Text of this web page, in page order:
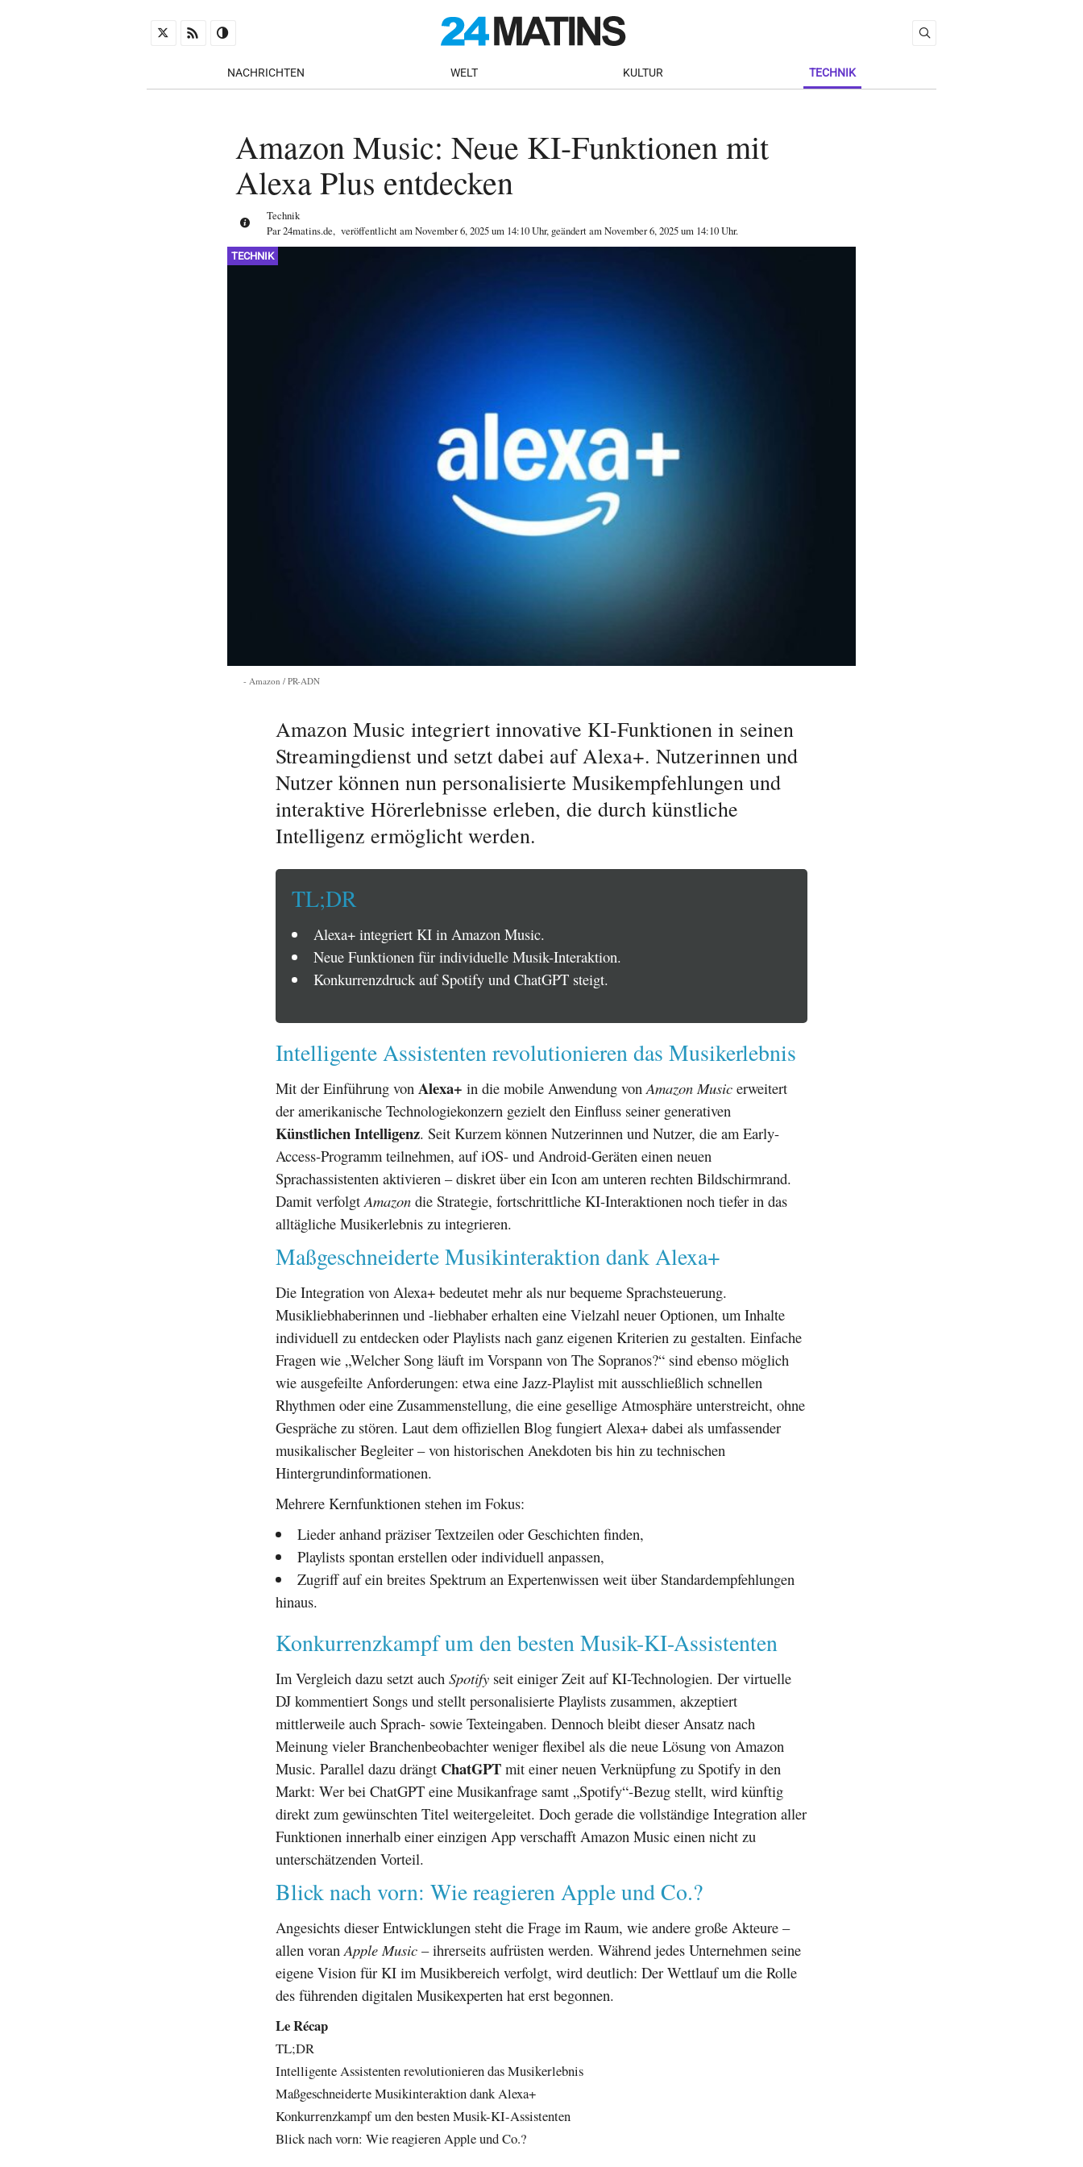
NACHRICHTEN WELT KULTUR TECHNIK
Amazon Music: Neue KI-Funktionen mit
Alexa Plus entdecken
Technik
Par24matins.de, veröffentlicht amNovember 6, 2025um 14:10 Uhr, geändert am November 6, 2025 um 14:10 Uhr.
TECHNIK
Amazon / PR-ADN
Amazon Music integriert innovative KI-Funktionen in seinen
Streamingdienst und setzt dabei auf Alexa+. Nutzerinnen und
Nutzer können nun personalisierte Musikempfehlungen und
interaktive Hörerlebnisse erleben, die durch künstliche
Intelligenz ermöglicht werden.
TL;DR
Alexa+ integriert KI in Amazon Music.
Neue Funktionen für individuelle Musik-Interaktion.
Konkurrenzdruck auf Spotify und ChatGPT steigt.
Intelligente Assistenten revolutionieren das Musikerlebnis
Mit der Einführung von Alexa+ in die mobile Anwendung vonAmazon Music erweitert
der amerikanische Technologiekonzern gezielt den Einfluss seiner generativen
Künstlichen Intelligenz. Seit Kurzem können Nutzerinnen und Nutzer, die am Early-
Access-Programm teilnehmen, auf iOS- und Android-Geräten einen neuen
Sprachassistenten aktivieren – diskret über ein Icon am unteren rechten Bildschirmrand.
Damit verfolgtAmazon die Strategie, fortschrittliche KI-Interaktionen noch tiefer in das
alltägliche Musikerlebnis zu integrieren.
Maßgeschneiderte Musikinteraktion dank Alexa+
Die Integration von Alexa+ bedeutet mehr als nur bequeme Sprachsteuerung.
Musikliebhaberinnen und -liebhaber erhalten eine Vielzahl neuer Optionen, um Inhalte
individuell zu entdecken oder Playlists nach ganz eigenen Kriterien zu gestalten. Einfache
Fragen wie „Welcher Song läuft im Vorspann von The Sopranos?“ sind ebenso möglich
wie ausgefeilte Anforderungen: etwa eine Jazz-Playlist mit ausschließlich schnellen
Rhythmen oder eine Zusammenstellung, die eine gesellige Atmosphäre unterstreicht, ohne
Gespräche zu stören. Laut dem offiziellen Blog fungiert Alexa+ dabei als umfassender
musikalischer Begleiter – von historischen Anekdoten bis hin zu technischen
Hintergrundinformationen.
Mehrere Kernfunktionen stehen im Fokus:
Lieder anhand präziser Textzeilen oder Geschichten finden,
Playlists spontan erstellen oder individuell anpassen,
Zugriff auf ein breites Spektrum an Expertenwissen weit über Standardempfehlungen
hinaus.
Konkurrenzkampf um den besten Musik-KI-Assistenten
Im Vergleich dazu setzt auch Spotify seit einiger Zeit auf KI-Technologien. Der virtuelle
DJ kommentiert Songs und stellt personalisierte Playlists zusammen, akzeptiert
mittlerweile auch Sprach- sowie Texteingaben. Dennoch bleibt dieser Ansatz nach
Meinung vieler Branchenbeobachter weniger flexibel als die neue Lösung von Amazon
Music. Parallel dazu drängt ChatGPT mit einer neuen Verknüpfung zu Spotify in den
Markt: Wer bei ChatGPT eine Musikanfrage samt „Spotify“-Bezug stellt, wird künftig
direkt zum gewünschten Titel weitergeleitet. Doch gerade die vollständige Integration aller
Funktionen innerhalb einer einzigen App verschafft Amazon Music einen nicht zu
unterschätzenden Vorteil.
Blick nach vorn: Wie reagieren Apple und Co.?
Angesichts dieser Entwicklungen steht die Frage im Raum, wie andere große Akteure –
allen voran Apple Music – ihrerseits aufrüsten werden. Während jedes Unternehmen seine
eigene Vision für KI im Musikbereich verfolgt, wird deutlich: Der Wettlauf um die Rolle
des führenden digitalen Musikexperten hat erst begonnen.
Le Récap
TL;DR
Intelligente Assistenten revolutionieren das Musikerlebnis
Maßgeschneiderte Musikinteraktion dank Alexa+
Konkurrenzkampf um den besten Musik-KI-Assistenten
Blick nach vorn: Wie reagieren Apple und Co.?